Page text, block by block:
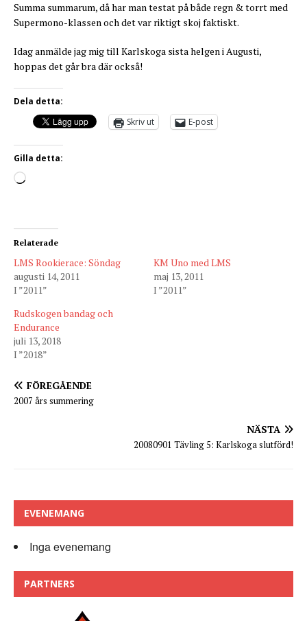
Summa summarum, då har man testat på både regn & torrt med
Supermono-klassen och det var riktigt skoj faktiskt.
Idag anmälde jag mig till Karlskoga sista helgen i Augusti,
hoppas det går bra där också!
Dela detta:
Skriv ut
E-post
Gilla detta:
Relaterade
LMS Rookierace: Söndag
augusti 14, 2011
I ”2011”
KM Uno med LMS
maj 13, 2011
I ”2011”
Rudskogen bandag och
Endurance
juli 13, 2018
I ”2018”
FÖREGÅENDE
2007 års summering
NÄSTA
20080901 Tävling 5: Karlskoga slutförd!
EVENEMANG
Inga evenemang
PARTNERS